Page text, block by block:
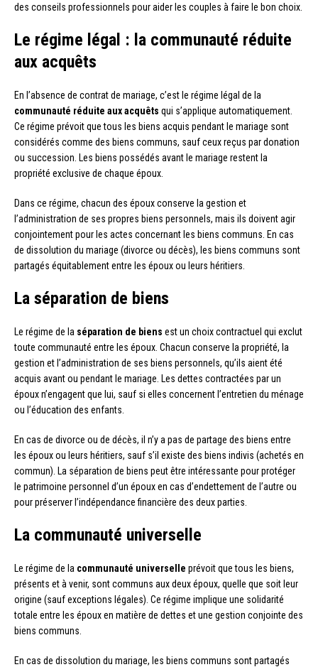
des conseils professionnels pour aider les couples à faire le bon choix.
Le régime légal : la communauté réduite
aux acquêts
En l’absence de contrat de mariage, c’est le régime légal de la
communauté réduite aux acquêts qui s’applique automatiquement.
Ce régime prévoit que tous les biens acquis pendant le mariage sont
considérés comme des biens communs, sauf ceux reçus par donation
ou succession. Les biens possédés avant le mariage restent la
propriété exclusive de chaque époux.
Dans ce régime, chacun des époux conserve la gestion et
l’administration de ses propres biens personnels, mais ils doivent agir
conjointement pour les actes concernant les biens communs. En cas
de dissolution du mariage (divorce ou décès), les biens communs sont
partagés équitablement entre les époux ou leurs héritiers.
La séparation de biens
Le régime de la séparation de biens est un choix contractuel qui exclut
toute communauté entre les époux. Chacun conserve la propriété, la
gestion et l’administration de ses biens personnels, qu’ils aient été
acquis avant ou pendant le mariage. Les dettes contractées par un
époux n’engagent que lui, sauf si elles concernent l’entretien du ménage
ou l’éducation des enfants.
En cas de divorce ou de décès, il n’y a pas de partage des biens entre
les époux ou leurs héritiers, sauf s’il existe des biens indivis (achetés en
commun). La séparation de biens peut être intéressante pour protéger
le patrimoine personnel d’un époux en cas d’endettement de l’autre ou
pour préserver l’indépendance financière des deux parties.
La communauté universelle
Le régime de la communauté universelle prévoit que tous les biens,
présents et à venir, sont communs aux deux époux, quelle que soit leur
origine (sauf exceptions légales). Ce régime implique une solidarité
totale entre les époux en matière de dettes et une gestion conjointe des
biens communs.
En cas de dissolution du mariage, les biens communs sont partagés